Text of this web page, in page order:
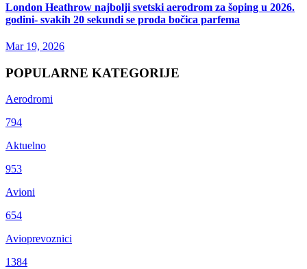
London Heathrow najbolji svetski aerodrom za šoping u 2026.
godini- svakih 20 sekundi se proda bočica parfema
Mar 19, 2026
POPULARNE KATEGORIJE
Aerodromi
794
Aktuelno
953
Avioni
654
Avioprevoznici
1384